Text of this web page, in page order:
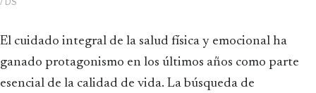
El cuidado integral de la salud física y emocional ha
ganado protagonismo en los últimos años como parte
esencial de la calidad de vida. La búsqueda de